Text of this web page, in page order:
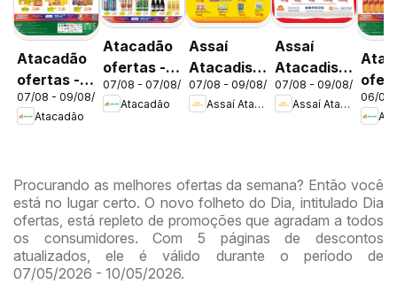
Atacadão
ofertas -
DF
07/08 - 09/08/2026
Atacadão
Atacadão
ofertas -
DF
07/08 - 07/08/2026
Atacadão
Assaí
Atacadista
ofertas -
DF
07/08 - 09/08/2026
Assaí Atacadista
Assaí
Atacadista
ofertas -
DF
07/08 - 09/08/2026
Assaí Atacadista
DF
06/08
Procurando as melhores ofertas da semana? Então você
está no lugar certo. O novo folheto do Dia, intitulado Dia
ofertas, está repleto de promoções que agradam a todos
os consumidores. Com 5 páginas de descontos
atualizados, ele é válido durante o período de
07/05/2026 - 10/05/2026.